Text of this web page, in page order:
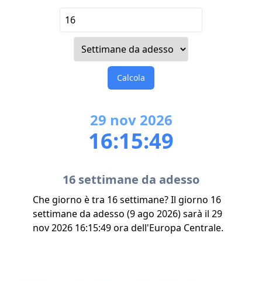
Calcola
29 nov 2026
16:15:49
16 settimane da adesso
Che giorno è tra 16 settimane? Il giorno 16
settimane da adesso (9 ago 2026) sarà il 29
nov 2026 16:15:49 ora dell'Europa Centrale.